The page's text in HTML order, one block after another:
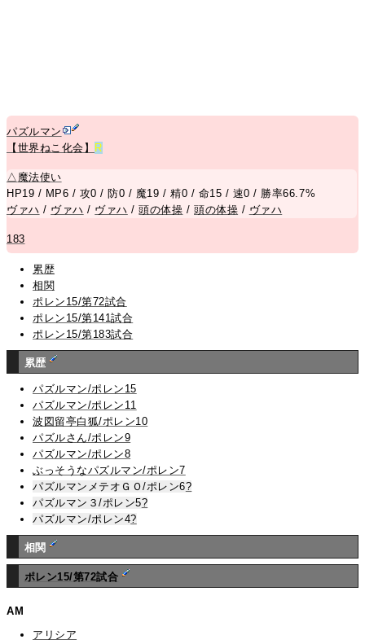
パズルマン
【世界ねこ化会】
R
△ 魔法使い
HP19 / MP6 / 攻0 / 防0 / 魔19 / 精0 / 命15 / 速0 / 勝率66.7%
ヴァハ / ヴァハ / ヴァハ /頭の体操 /頭の体操 / ヴァハ
183
累歴
相関
ポレン15/第72試合
ポレン15/第141試合
ポレン15/第183試合
累歴
パズルマン/ポレン15
パズルマン/ポレン11
波図留亭白狐/ポレン10
パズルさん/ポレン9
パズルマン/ポレン8
ぶっそうなパズルマン/ポレン7
パズルマンメテオＧＯ/ポレン6?
パズルマン３/ポレン5?
パズルマン/ポレン4?
相関
ポレン15/第72試合
AM
アリシア